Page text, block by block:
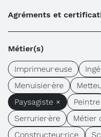
Agréments et
Métier(s)
Imprimeur·euse
Menuisier·ère
Paysagiste ×
Peintre
Serrurier·ère
Métier
Constructeur·rice